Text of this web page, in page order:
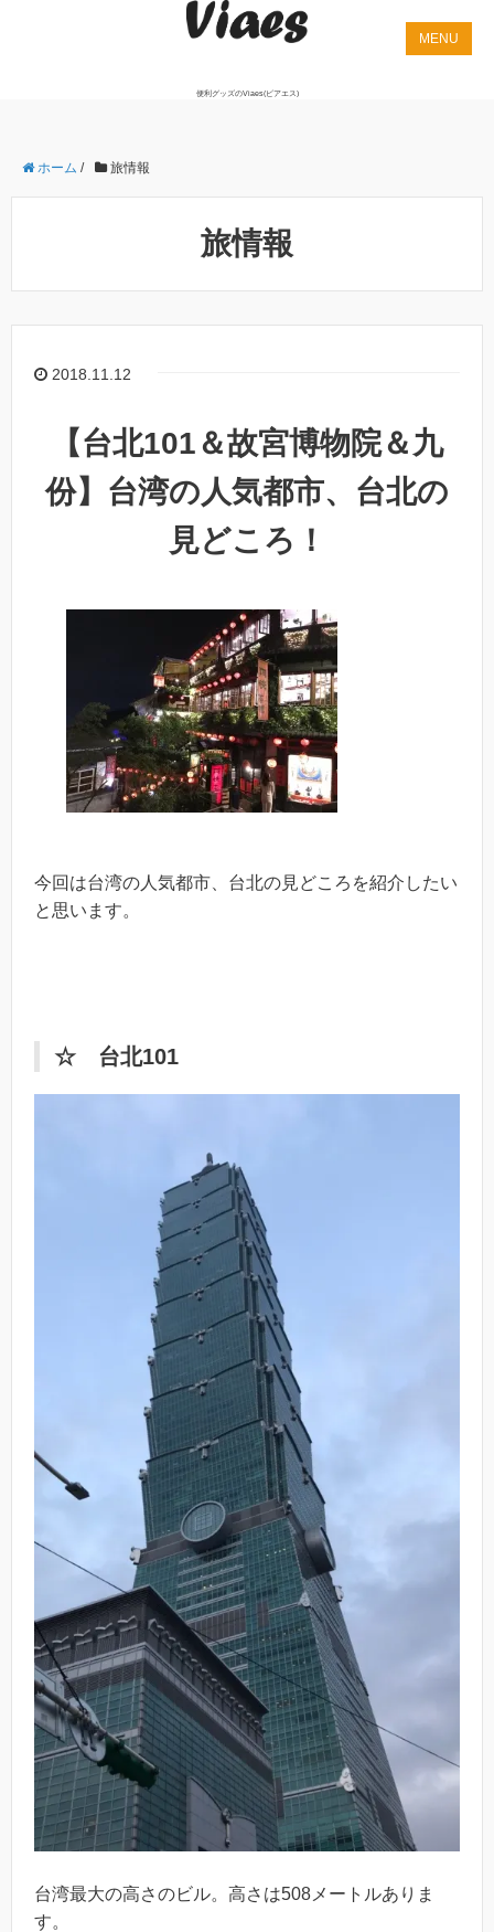
便利グッズのViaes(ビアエス)
ホーム / 旅情報
旅情報
2018.11.12
【台北101＆故宮博物院＆九
份】台湾の人気都市、台北の
見どころ！
今回は台湾の人気都市、台北の見どころを紹介したい
と思います。
☆ 台北101
台湾最大の高さのビル。高さは508メートルありま
す。